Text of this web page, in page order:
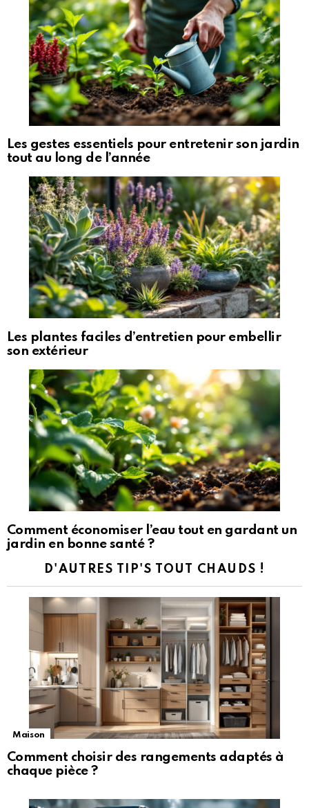
Les gestes essentiels pour entretenir son jardin
tout au long de l’année
Les plantes faciles d’entretien pour embellir
son extérieur
Comment économiser l’eau tout en gardant un
jardin en bonne santé ?
D'AUTRES TIP'S TOUT CHAUDS !
Maison
Comment choisir des rangements adaptés à
chaque pièce ?